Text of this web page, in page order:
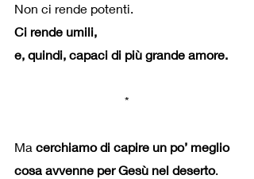
Non ci rende potenti.
Ci rende umili,
e, quindi, capaci di più grande amore.
*
Ma cerchiamo di capire un po’ meglio
cosa avvenne per Gesù nel deserto.